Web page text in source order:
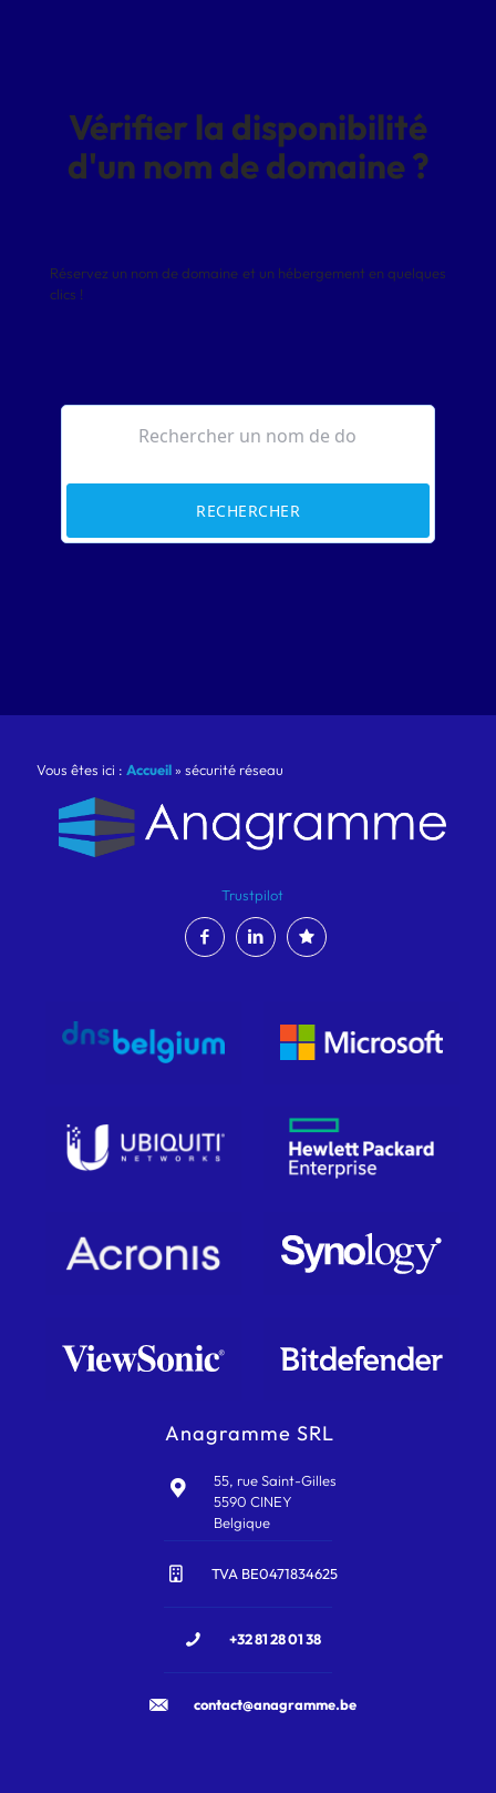
Vérifier la disponibilité
d'un nom de domaine ?
Réservez un nom de domaine et un hébergement en quelques
clics !
RECHERCHER
Vous êtes ici : Accueil» sécurité réseau
Trustpilot
Anagramme SRL
55, rue Saint-Gilles
5590 CINEY
Belgique
TVA BE0471834625
+32 81 28 01 38
contact@anagramme.be